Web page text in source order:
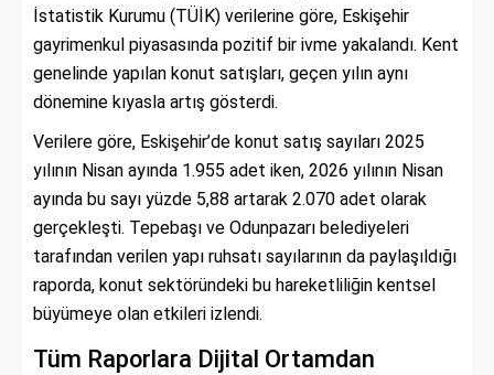
İstatistik Kurumu (TÜİK) verilerine göre, Eskişehir
gayrimenkul piyasasında pozitif bir ivme yakalandı. Kent
genelinde yapılan konut satışları, geçen yılın aynı
dönemine kıyasla artış gösterdi.
Verilere göre, Eskişehir’de konut satış sayıları 2025
yılının Nisan ayında 1.955 adet iken, 2026 yılının Nisan
ayında bu sayı yüzde 5,88 artarak 2.070 adet olarak
gerçekleşti. Tepebaşı ve Odunpazarı belediyeleri
tarafından verilen yapı ruhsatı sayılarının da paylaşıldığı
raporda, konut sektöründeki bu hareketliliğin kentsel
büyümeye olan etkileri izlendi.
Tüm Raporlara Dijital Ortamdan